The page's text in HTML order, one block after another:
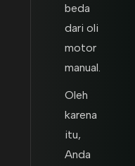
beda
dari oli
motor
manual.
Oleh
karena
itu,
Anda